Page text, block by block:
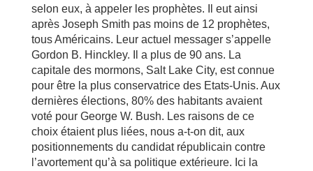
selon eux, à appeler les prophètes. Il eut ainsi
après Joseph Smith pas moins de 12 prophètes,
tous Américains. Leur actuel messager s’appelle
Gordon B. Hinckley. Il a plus de 90 ans. La
capitale des mormons, Salt Lake City, est connue
pour être la plus conservatrice des Etats-Unis. Aux
dernières élections, 80% des habitants avaient
voté pour George W. Bush. Les raisons de ce
choix étaient plus liées, nous a-t-on dit, aux
positionnements du candidat républicain contre
l’avortement qu’à sa politique extérieure. Ici la